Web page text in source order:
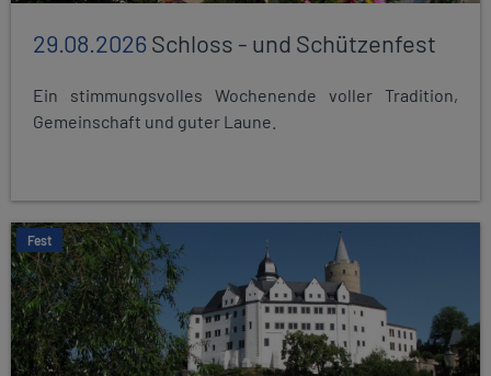
29.08.2026Schloss - und Schützenfest
Ein stimmungsvolles Wochenende voller Tradition,
Gemeinschaft und guter Laune.
Fest